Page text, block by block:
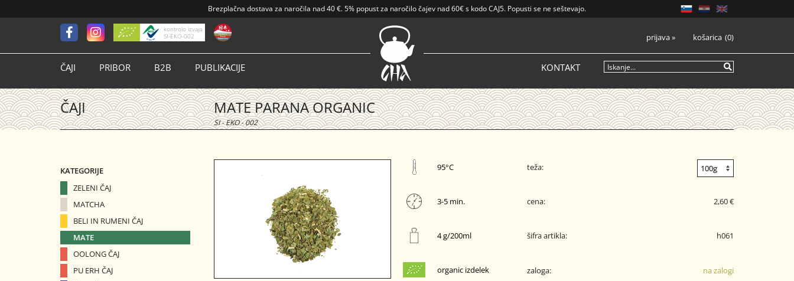
Brezplačna dostava za naročila nad40 €.5% popust za naročilo čajev nad 60€ s kodo CAJ5. Popusti se ne seštevajo.
kontrolo izvaja
SI-EKO-002
ČAJI PRIBOR B2B PUBLIKACIJE KONTAKT
košarica 0
prijava»
KATEGORIJE
ZELENI ČAJ
MATCHA
BELI IN RUMENI ČAJ
MATE
OOLONG ČAJ
PU ERH ČAJ
ČAJI MATE PARANA ORGANIC
SI - EKO - 002
95°C
3-5 min.
4 g/200ml
organic izdelek
teža:
cena: 2,60 €
šifra artikla: h061
zaloga: na zalogi